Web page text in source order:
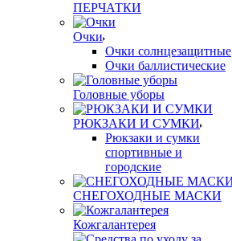
ПЕРЧАТКИ
Очки
Очки солнцезащитные
Очки баллистические
Головные уборы
РЮКЗАКИ И СУМКИ
Рюкзаки и сумки
спортивные и
городские
СНЕГОХОДНЫЕ МАСКИ
Кожгалантерея